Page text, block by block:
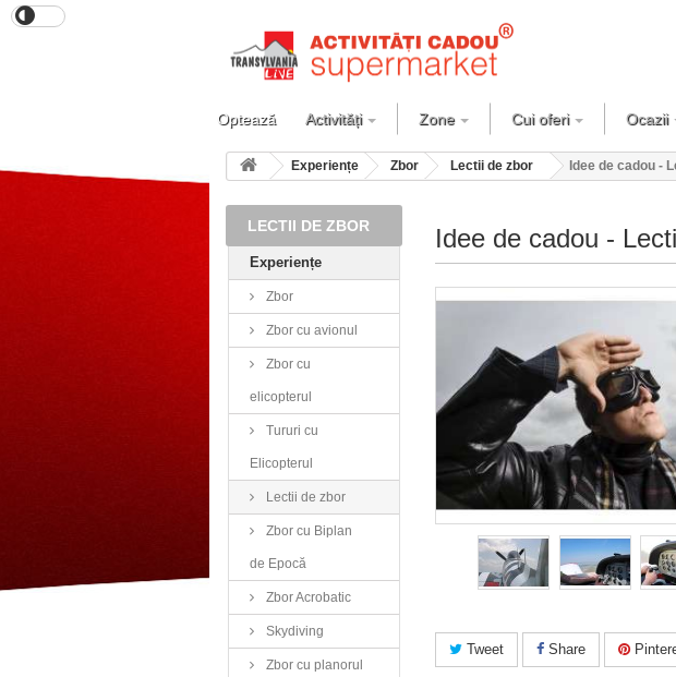
Optează Activități Zone Cui oferi Ocazii
Experiențe Zbor Lectii de zbor Idee de cadou -
LECTII DE ZBOR
Experiențe
Zbor
Zbor cu avionul
Zbor cu
elicopterul
Tururi cu
Elicopterul
Lectii de zbor
Zbor cu Biplan
de Epocă
Zbor Acrobatic
Skydiving
Zbor cu planorul
Idee de cadou -
Tweet Share